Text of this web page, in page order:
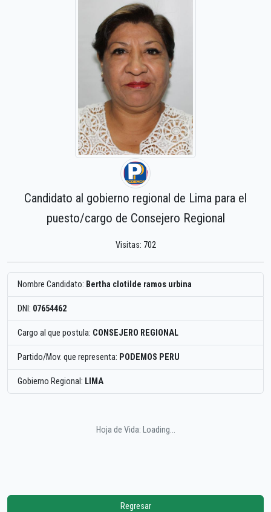
Candidato al gobierno regional de Lima para el
puesto/cargo de Consejero Regional
Visitas: 702
Nombre Candidato: Bertha clotilde ramos urbina
DNI: 07654462
Cargo al que postula: CONSEJERO REGIONAL
Partido/Mov. que representa: PODEMOS PERU
Gobierno Regional: LIMA
Hoja de Vida: Loading...
Regresar